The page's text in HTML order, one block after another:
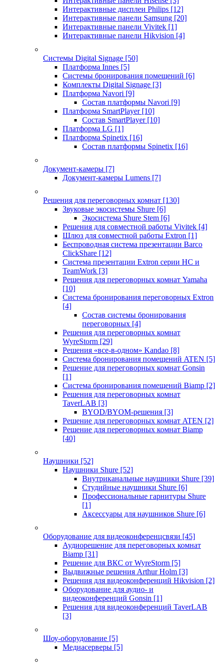
Интерактивные дисплеи Philips [12]
Интерактивные панели Samsung [20]
Интерактивные панели Vivitek [1]
Интерактивные панели Hikvision [4]
Системы Digital Signage [50]
Платформа Innes [5]
Системы бронирования помещений [6]
Комплекты Digital Signage [3]
Платформа Navori [9]
Состав платформы Navori [9]
Платформа SmartPlayer [10]
Состав SmartPlayer [10]
Платформа LG [1]
Платформа Spinetix [16]
Состав платформы Spinetix [16]
Документ-камеры [7]
Документ-камеры Lumens [7]
Решения для переговорных комнат [130]
Звуковые экосистемы Shure [6]
Экосистема Shure Stem [6]
Решения для совместной работы Vivitek [4]
Шлюз для совместной работы Extron [1]
Беспроводная система презентации Barco
ClickShare [12]
Система презентации Extron серии HC и
TeamWork [3]
Решения для переговорных комнат Yamaha
[10]
Система бронирования переговорных Extron
[4]
Состав системы бронирования
переговорных [4]
Решения для переговорных комнат
WyreStorm [29]
Решения «все-в-одном» Kandao [8]
Система бронирования помещений ATEN [5]
Решение для переговорных комнат Gonsin
[1]
Система бронирования помещений Biamp [2]
Решения для переговорных комнат
TaverLAB [3]
BYOD/BYOM-решения [3]
Решение для переговорных комнат ATEN [2]
Решение для переговорных комнат Biamp
[40]
Наушники [52]
Наушники Shure [52]
Внутриканальные наушники Shure [39]
Студийные наушники Shure [6]
Профессиональные гарнитуры Shure
[1]
Аксессуары для наушников Shure [6]
Оборудование для видеоконференцсвязи [45]
Аудиорешение для переговорных комнат
Biamp [31]
Решение для ВКС от WyreStorm [5]
Выдвижные решения Arthur Holm [3]
Решения для видеоконференций Hikvision [2]
Оборудование для аудио- и
видеоконференций Gonsin [1]
Решения для видеоконференций TaverLAB
[3]
Шоу-оборудование [5]
Медиасерверы [5]